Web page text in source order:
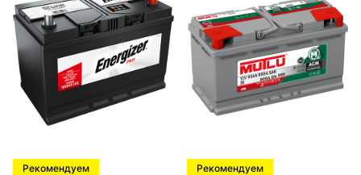
Рекомендуем Рекомендуем